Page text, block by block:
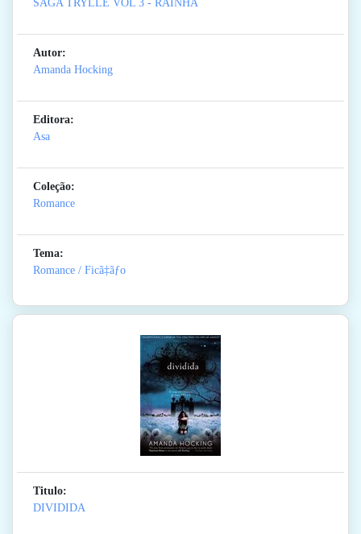
SAGA TRYLLE VOL 3 - RAINHA
Autor:
Amanda Hocking
Editora:
Asa
Coleção:
Romance
Tema:
Romance / Ficã‡ãƒo
Titulo:
DIVIDIDA